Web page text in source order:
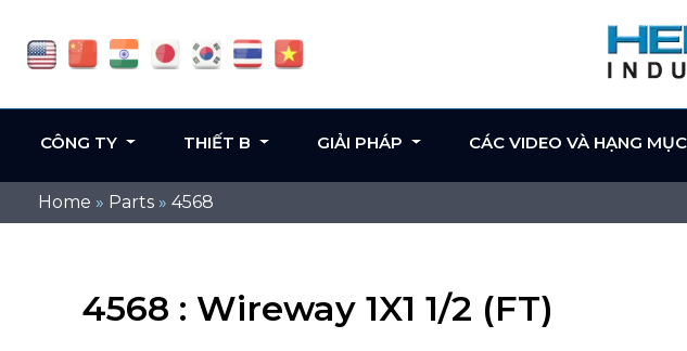
Home » Parts » 4568
4568 : Wireway 1X1 1/2 (FT)
CÔNG TY THIẾT B GIẢI PHÁP CÁC VIDEO VÀ HẠNG MỤC